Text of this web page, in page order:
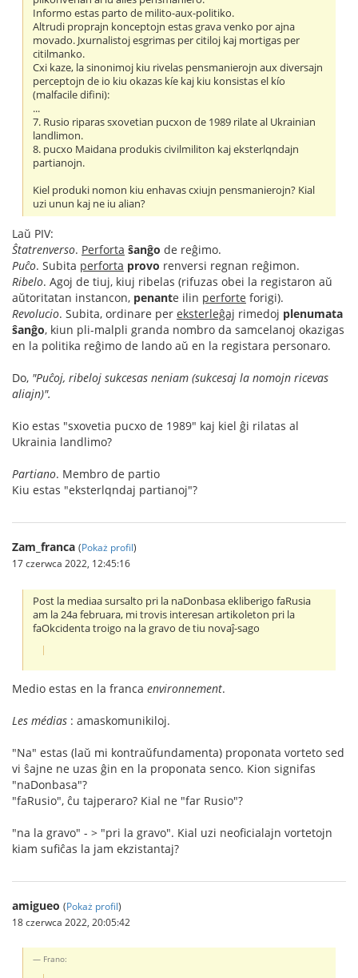
Informo estas parto de milito-aux-politiko.
Altrudi proprajn konceptojn estas grava venko por ajna
movado. Jxurnalistoj esgrimas per citiloj kaj mortigas per
citilmanko.
Cxi kaze, la sinonimoj kiu rivelas pensmanierojn aux diversajn
perceptojn de io kiu okazas kíe kaj kiu konsistas el kío
(malfacile difini):
...
7. Rusio riparas sxovetian pucxon de 1989 rilate al Ukrainian
landlimon.
8. pucxo Maidana produkis civilmiliton kaj eksterlqndajn
partianojn.
Kiel produki nomon kiu enhavas cxiujn pensmanierojn? Kial
uzi unun kaj ne iu alian?
Laŭ PIV:
Ŝtatrenverso. Perforta ŝanĝo de reĝimo.
Puĉo. Subita perforta provo renversi regnan reĝimon.
Ribelo. Agoj de tiuj, kiuj ribelas (rifuzas obei la registaron aŭ
aŭtoritatan instancon, penante ilin perforte forigi).
Revolucio. Subita, ordinare per eksterleĝaj rimedoj plenumata
ŝanĝo, kiun pli-malpli granda nombro da samcelanoj okazigas
en la politika reĝimo de lando aŭ en la registara personaro.
Do, "Puĉoj, ribeloj sukcesas neniam (sukcesaj la nomojn ricevas
aliajn)".
Kio estas "sxovetia pucxo de 1989" kaj kiel ĝi rilatas al
Ukrainia landlimo?
Partiano. Membro de partio
Kiu estas "eksterlqndaj partianoj"?
Zam_franca (Pokaż profil)
17 czerwca 2022, 12:45:16
Post la mediaa sursalto pri la naDonbasa ekliberigo faRusia
am la 24a februara, mi trovis interesan artikoleton pri la
faOkcidenta troigo na la gravo de tiu novaĵ-sago
Medio estas en la franca environnement.
Les médias : amaskomunikiloj.
"Na" estas (laŭ mi kontraŭfundamenta) proponata vorteto sed
vi ŝajne ne uzas ĝin en la proponata senco. Kion signifas
"naDonbasa"?
"faRusio", ĉu tajperaro? Kial ne "far Rusio"?
"na la gravo" - > "pri la gravo". Kial uzi neoficialajn vortetojn
kiam sufiĉas la jam ekzistantaj?
amigueo (Pokaż profil)
18 czerwca 2022, 20:05:42
Frano: